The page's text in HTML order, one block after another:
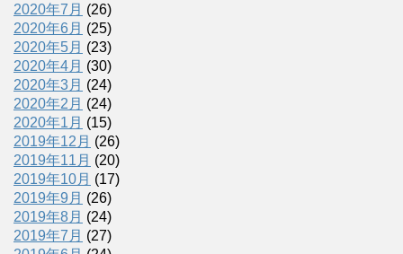
2020年7月 (26)
2020年6月 (25)
2020年5月 (23)
2020年4月 (30)
2020年3月 (24)
2020年2月 (24)
2020年1月 (15)
2019年12月 (26)
2019年11月 (20)
2019年10月 (17)
2019年9月 (26)
2019年8月 (24)
2019年7月 (27)